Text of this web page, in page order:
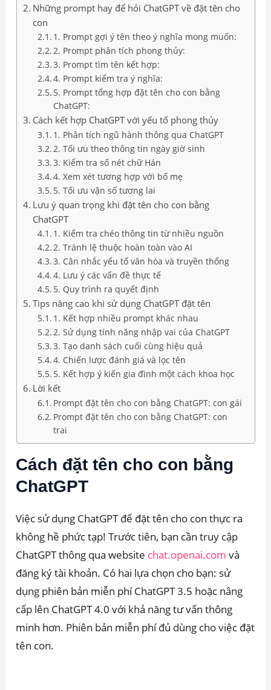
Những prompt hay để hỏi ChatGPT về đặt tên cho
con
1. Prompt gợi ý tên theo ý nghĩa mong muốn:
2. Prompt phân tích phong thủy:
3. Prompt tìm tên kết hợp:
4. Prompt kiểm tra ý nghĩa:
5. Prompt tổng hợp đặt tên cho con bằng
ChatGPT:
Cách kết hợp ChatGPT với yếu tố phong thủy
1. Phân tích ngũ hành thông qua ChatGPT
2. Tối ưu theo thông tin ngày giờ sinh
3. Kiểm tra số nét chữ Hán
4. Xem xét tương hợp với bố mẹ
5. Tối ưu vận số tương lai
Lưu ý quan trọng khi đặt tên cho con bằng
ChatGPT
1. Kiểm tra chéo thông tin từ nhiều nguồn
2. Tránh lệ thuộc hoàn toàn vào AI
3. Cân nhắc yếu tố văn hóa và truyền thống
4. Lưu ý các vấn đề thực tế
5. Quy trình ra quyết định
Tips nâng cao khi sử dụng ChatGPT đặt tên
1. Kết hợp nhiều prompt khác nhau
2. Sử dụng tính năng nhập vai của ChatGPT
3. Tạo danh sách cuối cùng hiệu quả
4. Chiến lược đánh giá và lọc tên
5. Kết hợp ý kiến gia đình một cách khoa học
Lời kết
Prompt đặt tên cho con bằng ChatGPT: con gái
Prompt đặt tên cho con bằng ChatGPT: con
trai
Cách đặt tên cho con bằng
ChatGPT
Việc sử dụng ChatGPT để đặt tên cho con thực ra
không hề phức tạp! Trước tiên, bạn cần truy cập
ChatGPT thông qua website chat.openai.com và
đăng ký tài khoản. Có hai lựa chọn cho bạn: sử
dụng phiên bản miễn phí ChatGPT 3.5 hoặc nâng
cấp lên ChatGPT 4.0 với khả năng tư vấn thông
minh hơn. Phiên bản miễn phí đủ dùng cho việc đặt
tên con.